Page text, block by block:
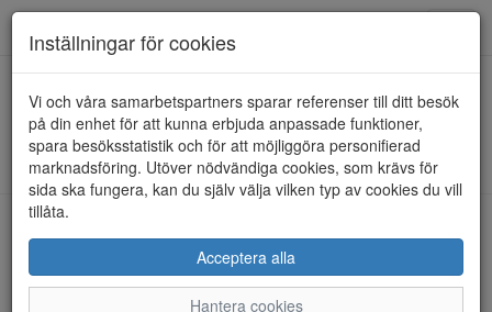
HEM RUGGED GEAR
Kunde inte hitta några artiklar...
LEVERANS INOM 4 DAGAR INOM SVERIGE
Inställningar för cookies
Vi och våra samarbetspartners sparar referenser till ditt besök
på din enhet för att kunna erbjuda anpassade funktioner,
spara besöksstatistik och för att möjliggöra personifierad
marknadsföring. Utöver nödvändiga cookies, som krävs för
sida ska fungera, kan du själv välja vilken typ av cookies du vill
tillåta.
Acceptera alla
Hantera cookies